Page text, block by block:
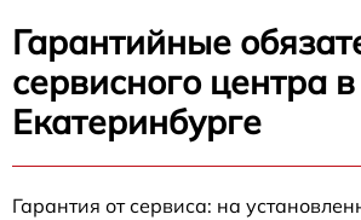
Гарантийные
сервисного центра в
Екатеринбурге
Гарантия от сервиса: на